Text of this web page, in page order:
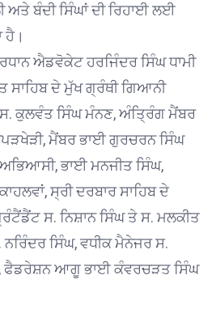
ਅਤੇ ਬੰਦੀ ਸਿੰਘਾਂ ਦੀ ਰਿਹਾਈ ਲਈ
ਹੈ।
ਐਡਵੋਕੇਟ ਹਰਜਿੰਦਰ ਸਿੰਘ ਧਾਮੀ
ਸਾਹਿਬ ਦੇ ਮੁੱਖ ਗ੍ਰੰਥੀ ਗਿਆਨੀ
ਕੁਲਵੰਤ ਸਿੰਘ ਮੰਨਣ, ਅੰਤ੍ਰਿੰਗ ਮੈਂਬਰ
ਮੈਂਬਰ ਭਾਈ ਗੁਰਚਰਨ ਸਿੰਘ
ਭਾਈ ਮਨਜੀਤ ਸਿੰਘ,
ਸ੍ਰੀ ਦਰਬਾਰ ਸਾਹਿਬ ਦੇ
ਸ. ਨਿਸ਼ਾਨ ਸਿੰਘ ਤੇ ਸ. ਮਲਕੀਤ
ਸਿੰਘ, ਵਧੀਕ ਮੈਨੇਜਰ ਸ.
ਫੈਡਰੇਸ਼ਨ ਆਗੂ ਭਾਈ ਕੰਵਰਚੜਤ ਸਿੰਘ